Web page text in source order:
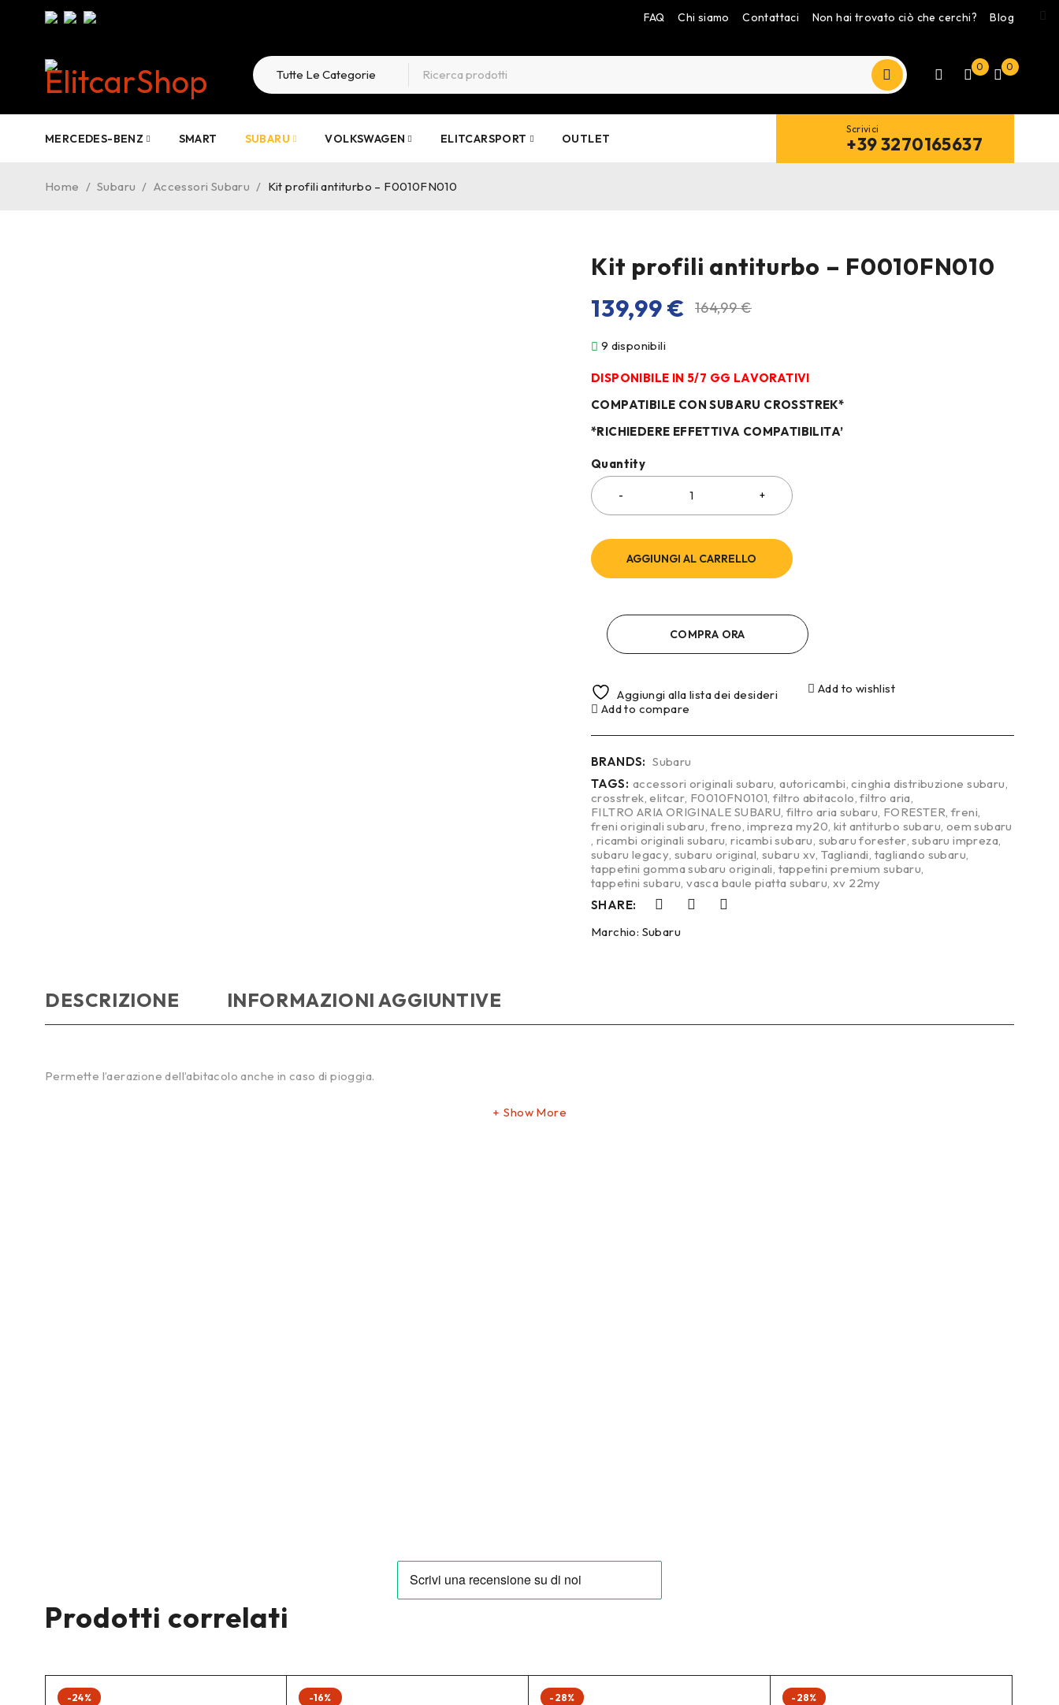
FAQ Chi siamo Contattaci Non hai trovato ciò che cerchi? Blog
0 0
MERCEDES-BENZ SMART SUBARU VOLKSWAGEN ELITCARSPORT OUTLET
Scrivici
+39 3270165637
Home / Subaru / Accessori Subaru / Kit profili antiturbo – F0010FN010
Kit profili antiturbo – F0010FN010
164,99€
139,99€
9 disponibili
DISPONIBILE IN 5/7 GG LAVORATIVI
COMPATIBILE CON SUBARU CROSSTREK*
*RICHIEDERE EFFETTIVA COMPATIBILITA’
Quantity
AGGIUNGI AL CARRELLO
COMPRA ORA
Aggiungi alla lista dei desideri
Add to wishlist
Add to compare
BRANDS: Subaru
TAGS: accessori originali subaru,autoricambi,cinghia distribuzione subaru,
crosstrek,elitcar, F0010FN0101,filtro abitacolo,filtro aria,
FILTRO ARIA ORIGINALE SUBARU,filtro aria subaru, FORESTER,freni,
freni originali subaru, freno,impreza my20,kit antiturbo subaru, oem subaru
, ricambi originali subaru,ricambi subaru, subaru forester,subaru impreza,
subaru legacy,subaru original, subaru xv,Tagliandi, tagliando subaru,
tappetini gomma subaru originali, tappetini premium subaru,
tappetini subaru,vasca baule piatta subaru,xv 22my
SHARE:
Marchio: Subaru
DESCRIZIONE INFORMAZIONI AGGIUNTIVE
Permette l’aerazione dell’abitacolo anche in caso di pioggia.
Show More
Prodotti correlati
-24% -16% -28% -28%